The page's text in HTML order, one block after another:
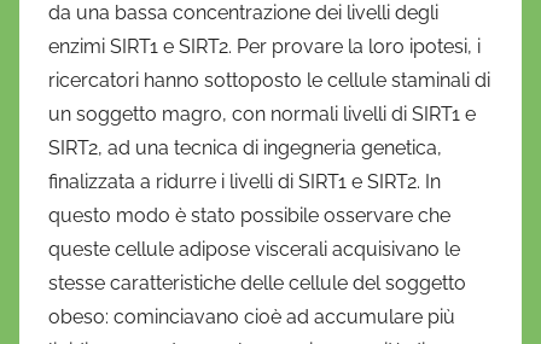
da una bassa concentrazione dei livelli degli
enzimi SIRT1 e SIRT2. Per provare la loro ipotesi, i
ricercatori hanno sottoposto le cellule staminali di
un soggetto magro, con normali livelli di SIRT1 e
SIRT2, ad una tecnica di ingegneria genetica,
finalizzata a ridurre i livelli di SIRT1 e SIRT2. In
questo modo è stato possibile osservare che
queste cellule adipose viscerali acquisivano le
stesse caratteristiche delle cellule del soggetto
obeso: cominciavano cioè ad accumulare più